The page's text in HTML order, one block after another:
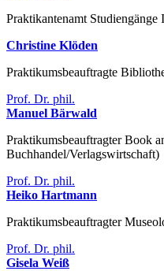
Praktikantenamt
Christine Klöden
Praktikumsbeauftragte
Prof. Dr. phil.
Manuel Bärwald
Praktikumsbeauftragter Book
Buchhandel/Verlagswirtschaft)
Prof. Dr. phil.
Heiko Hartmann
Praktikumsbeauftragter
Prof. Dr. phil.
Gisela Weiß